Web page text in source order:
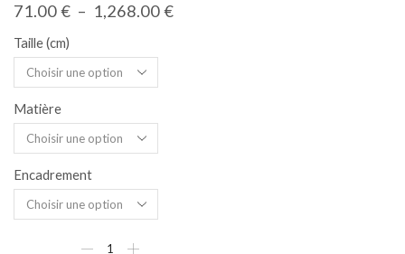
71.00€ – 1,268.00€
Taille (cm)
Matière
Encadrement